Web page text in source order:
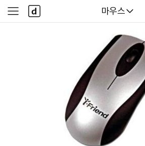
다나와
마우스
사
이
다
나
와